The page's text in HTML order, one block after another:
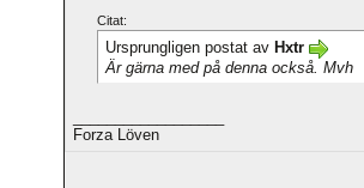
Citat:
Ursprungligen postat av Hxtr
Är gärna med på denna också. Mvh
Forza Löven